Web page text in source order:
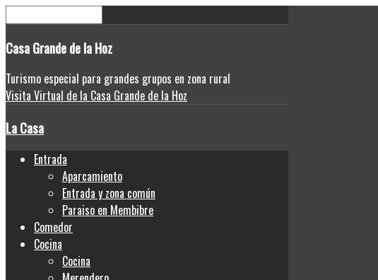
CasaGrande de la Hoz
Turismo especial para grandes grupos en zona rural
Visita Virtual de la Casa Grande de la Hoz
La Casa
Entrada
Aparcamiento
Entrada y zona común
Paraiso en Membibre
Comedor
Cocina
Cocina